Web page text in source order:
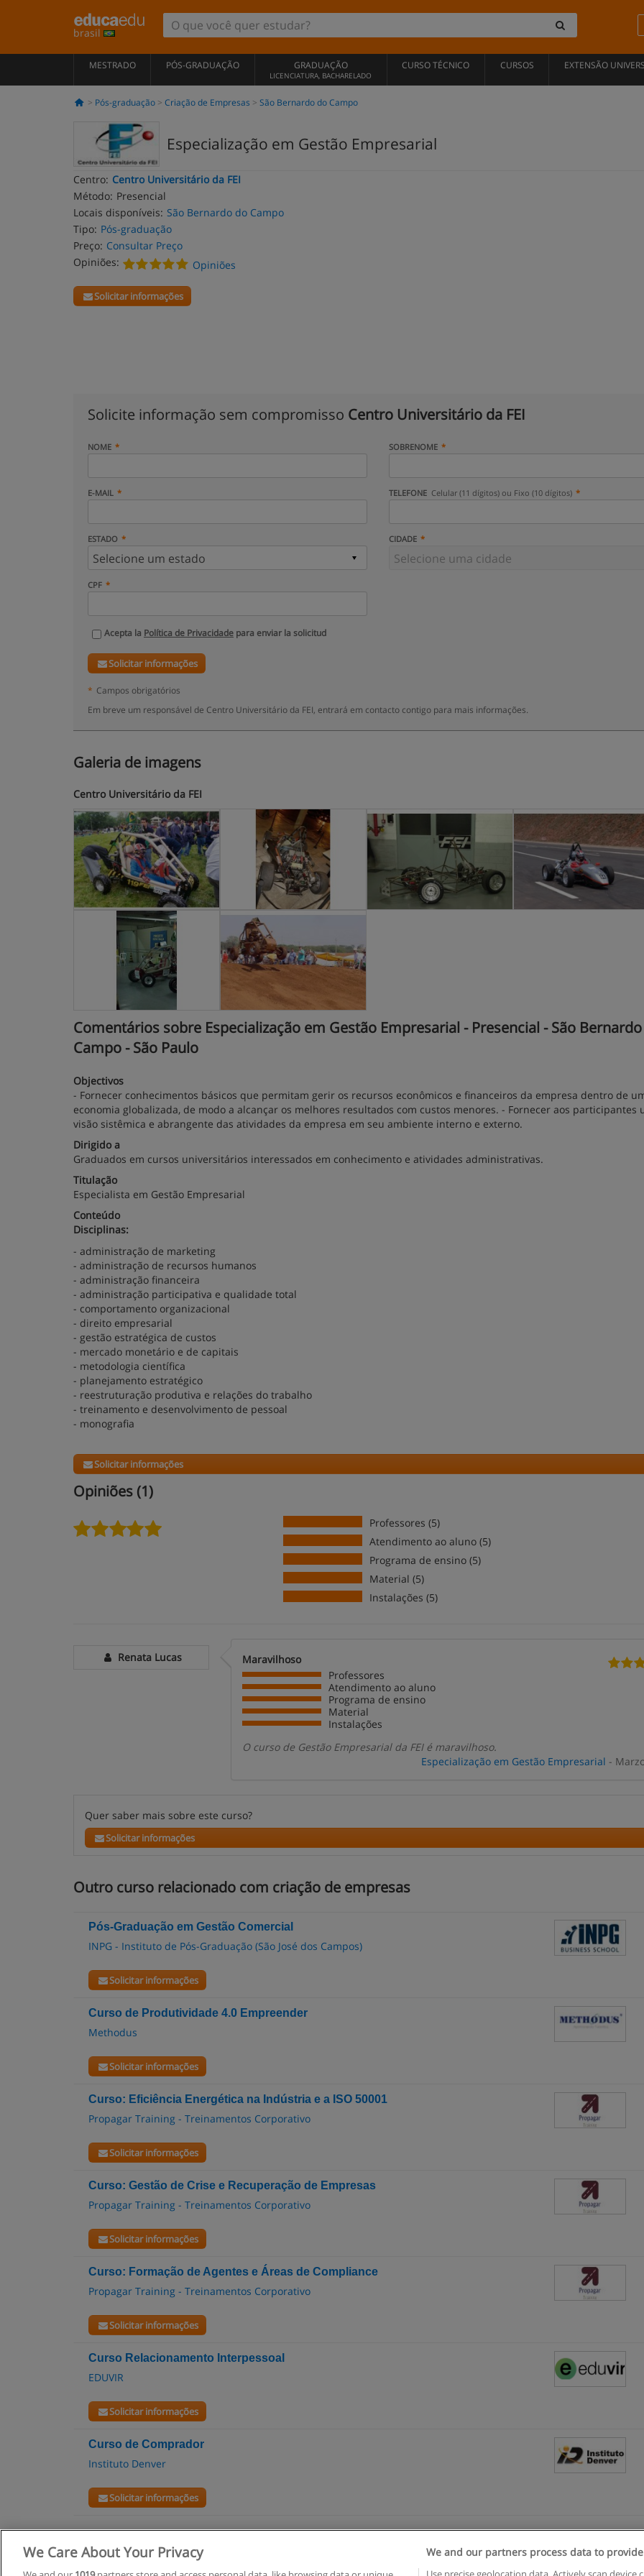
brasil
MESTRADO PÓS-GRADUAÇÃO GRADUAÇÃO
LICENCIATURA, BACHARELADO
CURSO TÉCNICO CURSOS EXTENSÃO
Pós-graduação Criação de Empresas São Bernardo do Campo
Especialização em Gestão Empresarial
Centro: Centro Universitário da FEI
Método: Presencial
Locais disponíveis: São Bernardo do Campo
Tipo: Pós-graduação
Preço: Consultar Preço
Opiniões:
Opiniões
Solicitar informações
Solicite informação sem compromisso Centro Universitário da FEI
NOME SOBRENOME
E-MAIL TELEFONE Celular (11 dígitos) ou Fixo (10 dígitos)
ESTADO CIDADE
CPF
Acepta la Política de Privacidade para enviar la solicitud
Solicitar informações
* Campos obrigatórios
Em breve um responsável de Centro Universitário da FEI, entrará em contacto contigo para mais informações.
Galeria de imagens
Centro Universitário da FEI
Comentários sobre Especialização em Gestão Empresarial - Presencial - São
Campo - São Paulo
Objectivos
- Fornecer conhecimentos básicos que permitam gerir os recursos econômicos e financeiros da empresa dentro de
economia globalizada, de modo a alcançar os melhores resultados com custos menores. - Fornecer aos participantes
visão sistêmica e abrangente das atividades da empresa em seu ambiente interno e externo.
Dirigido a
Graduados em cursos universitários interessados em conhecimento e atividades administrativas.
Titulação
Especialista em Gestão Empresarial
Conteúdo
Disciplinas:
- administração de marketing
- administração de recursos humanos
- administração financeira
- administração participativa e qualidade total
- comportamento organizacional
- direito empresarial
- gestão estratégica de custos
- mercado monetário e de capitais
- metodologia científica
- planejamento estratégico
- reestruturação produtiva e relações do trabalho
- treinamento e desenvolvimento de pessoal
- monografia
Solicitar informações
Opiniões (1)
Professores (5)
Atendimento ao aluno (5)
Programa de ensino (5)
Material (5)
Instalações (5)
Renata Lucas
Maravilhoso
Professores
Atendimento ao aluno
Programa de ensino
Material
Instalações
O curso de Gestão Empresarial da FEI é maravilhoso.
Especialização em Gestão Empresarial -
Quer saber mais sobre este curso?
Solicitar informações
Outro curso relacionado com criação de empresas
Pós-Graduação em Gestão Comercial
INPG - Instituto de Pós-Graduação (São José dos Campos)
Solicitar informações
Curso de Produtividade 4.0 Empreender
Methodus
Solicitar informações
Curso: Eficiência Energética na Indústria e a ISO 50001
Propagar Training - Treinamentos Corporativo
Solicitar informações
Curso: Gestão de Crise e Recuperação de Empresas
Propagar Training - Treinamentos Corporativo
Solicitar informações
Curso: Formação de Agentes e Áreas de Compliance
Propagar Training - Treinamentos Corporativo
Solicitar informações
Curso Relacionamento Interpessoal
EDUVIR
Solicitar informações
Curso de Comprador
Instituto Denver
Solicitar informações
We Care About Your Privacy We and our partners process data to